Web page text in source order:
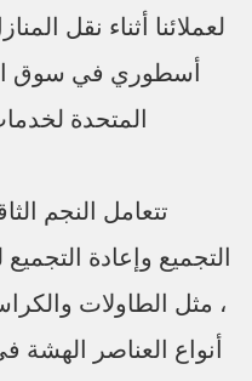
لعملائنا أثناء نقل
أسطوري في سوق
المتحدة
تتعامل النجم
التجميع وإعادة
، مثل الطاولات
أنواع العناصر